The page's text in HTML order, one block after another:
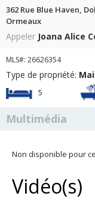
362 Rue Blue Haven,
Ormeaux
Appeler Joana Alice
MLS#: 26626354
Type de propriété:
5
Multimédia
Non disponible pour
Vidéo(s)